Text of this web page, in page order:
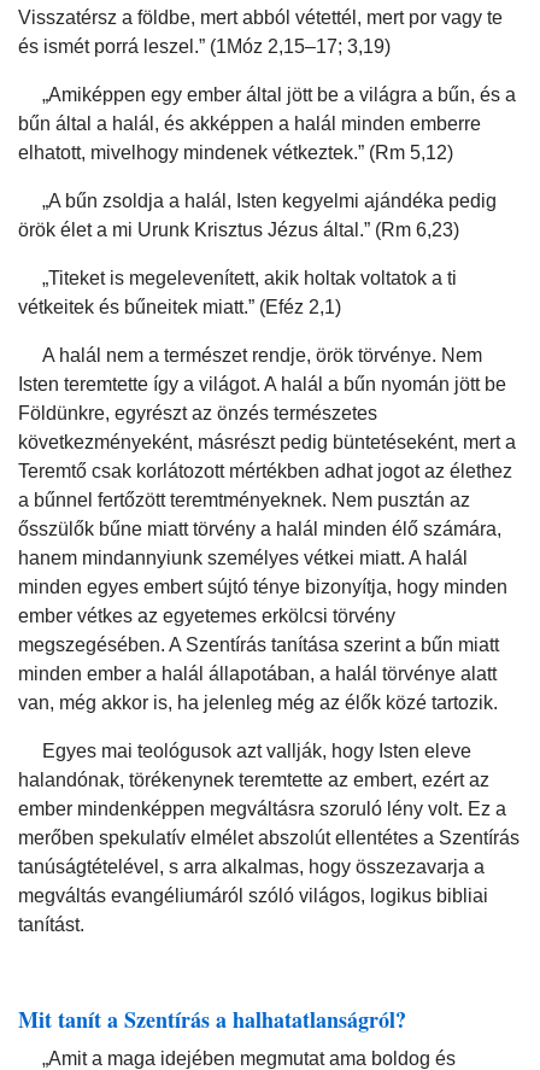
Visszatérsz a földbe, mert abból vétettél, mert por vagy te
és ismét porrá leszel.” (1Móz 2,15–17; 3,19)
„Amiképpen egy ember által jött be a világra a bűn, és a
bűn által a halál, és akképpen a halál minden emberre
elhatott, mivelhogy mindenek vétkeztek.” (Rm 5,12)
„A bűn zsoldja a halál, Isten kegyelmi ajándéka pedig
örök élet a mi Urunk Krisztus Jézus által.” (Rm 6,23)
„Titeket is megelevenített, akik holtak voltatok a ti
vétkeitek és bűneitek miatt.” (Eféz 2,1)
A halál nem a természet rendje, örök törvénye. Nem
Isten teremtette így a világot. A halál a bűn nyomán jött be
Földünkre, egyrészt az önzés természetes
következményeként, másrészt pedig büntetéseként, mert a
Teremtő csak korlátozott mértékben adhat jogot az élethez
a bűnnel fertőzött teremtményeknek. Nem pusztán az
ősszülők bűne miatt törvény a halál minden élő számára,
hanem mindannyiunk személyes vétkei miatt. A halál
minden egyes embert sújtó ténye bizonyítja, hogy minden
ember vétkes az egyetemes erkölcsi törvény
megszegésében. A Szentírás tanítása szerint a bűn miatt
minden ember a halál állapotában, a halál törvénye alatt
van, még akkor is, ha jelenleg még az élők közé tartozik.
Egyes mai teológusok azt vallják, hogy Isten eleve
halandónak, törékenynek teremtette az embert, ezért az
ember mindenképpen megváltásra szoruló lény volt. Ez a
merőben spekulatív elmélet abszolút ellentétes a Szentírás
tanúságtételével, s arra alkalmas, hogy összezavarja a
megváltás evangéliumáról szóló világos, logikus bibliai
tanítást.
Mit tanít a Szentírás a halhatatlanságról?
„Amit a maga idejében megmutat ama boldog és